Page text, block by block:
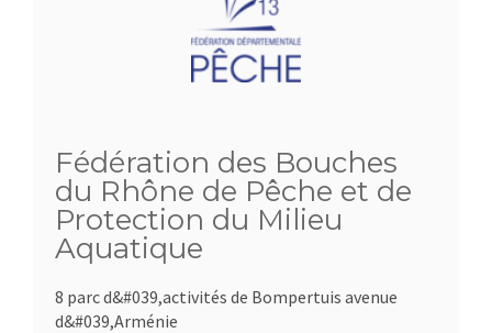
Fédération des Bouches
du Rhône de Pêche et de
Protection du Milieu
Aquatique
8 parc d&#039,activités de Bompertuis avenue
d&#039,Arménie